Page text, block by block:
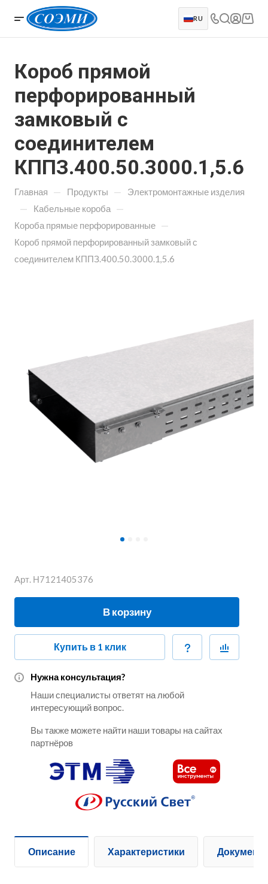
RU
Короб прямой
перфорированный
замковый с
соединителем
КППЗ.400.50.3000.1,5.6
Главная — Продукты — Электромонтажные изделия
— Кабельные короба —
Короба прямые перфорированные —
Короб прямой перфорированный замковый с
соединителем КППЗ.400.50.3000.1,5.6
Арт. Н7121405376
В корзину
Купить в 1 клик
Нужна консультация?
Наши специалисты ответят на любой
интересующий вопрос.
Вы также можете найти наши товары на сайтах
партнёров
Описание Характеристики